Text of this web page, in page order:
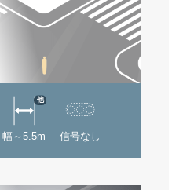
幅～5.5m
他
信号なし